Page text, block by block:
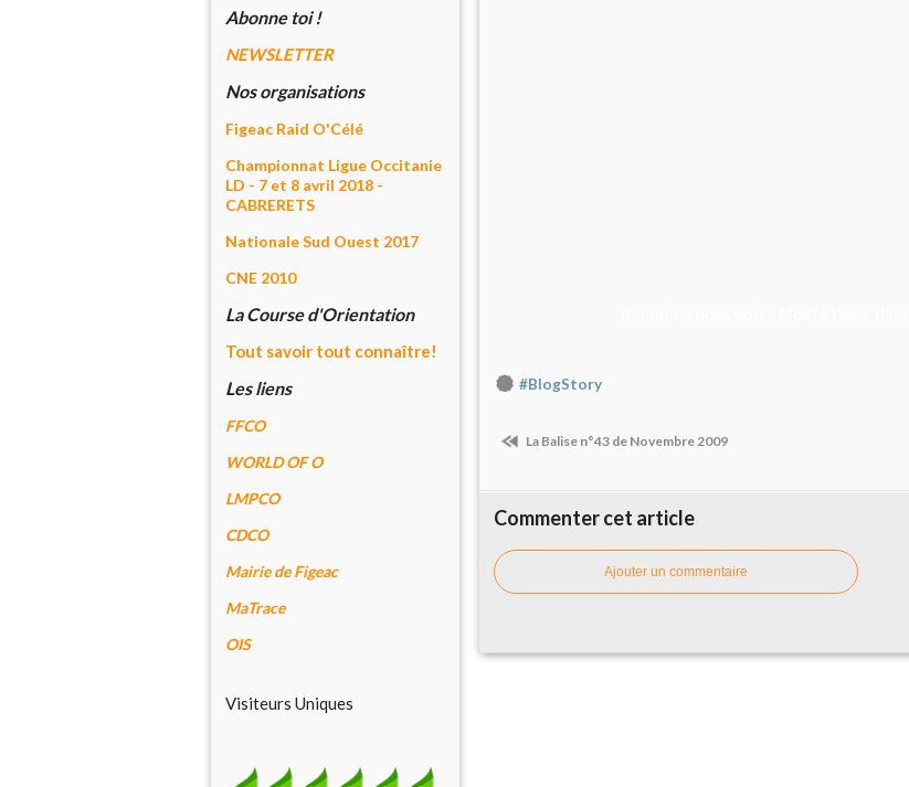
Abonne toi !
NEWSLETTER
Nos organisations
Figeac Raid O'Célé
Championnat Ligue Occitanie
LD - 7 et 8 avril 2018 -
CABRERETS
Nationale Sud Ouest 2017
CNE 2010
La Course d'Orientation
Tout savoir tout connaître!
Les liens
FFCO
WORLD OF O
LMPCO
CDCO
Mairie de Figeac
MaTrace
OIS
Visiteurs Uniques
#BlogStory
La Balise n°43 de Novembre 2009
Commenter cet article
Ajouter un commentaire